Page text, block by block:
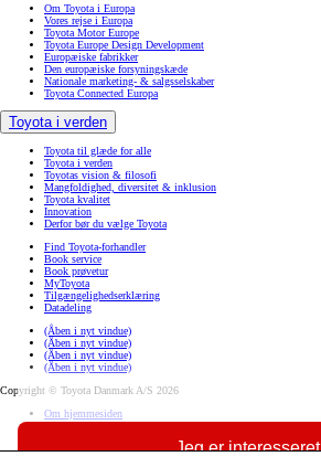
Jeg er interesseret
Om Toyota i Europa
Vores rejse i Europa
Toyota Motor Europe
Toyota Europe Design Development
Europæiske fabrikker
Den europæiske forsyningskæde
Nationale marketing- & salgsselskaber
Toyota Connected Europa
Toyota i verden
Toyota til glæde for alle
Toyota i verden
Toyotas vision & filosofi
Mangfoldighed, diversitet & inklusion
Toyota kvalitet
Innovation
Derfor bør du vælge Toyota
Find Toyota-forhandler
Book service
Book prøvetur
MyToyota
Tilgængelighedserklæring
Datadeling
(Åben i nyt vindue)
(Åben i nyt vindue)
(Åben i nyt vindue)
(Åben i nyt vindue)
Copyright © Toyota Danmark A/S 2026
Om hjemmesiden
Brug af cookies
Producentansvar